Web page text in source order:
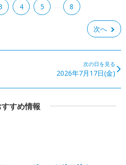
4 5 … 8
次へ
次の日を見る
2026年7月17日(金)
すめ情報